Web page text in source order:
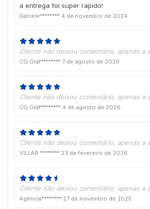
a entrega foi super rapido!
Daniele******** 4 de novembro de 2024
Cliente não deixou comentário, apenas a
CG Gráf******** 7 de agosto de 2026
Cliente não deixou comentário, apenas a
CG Gráf******** 4 de agosto de 2026
Cliente não deixou comentário, apenas a
VILLAR ******** 23 de fevereiro de 2026
Cliente não deixou comentário, apenas a
Agência******** 27 de novembro de 2025